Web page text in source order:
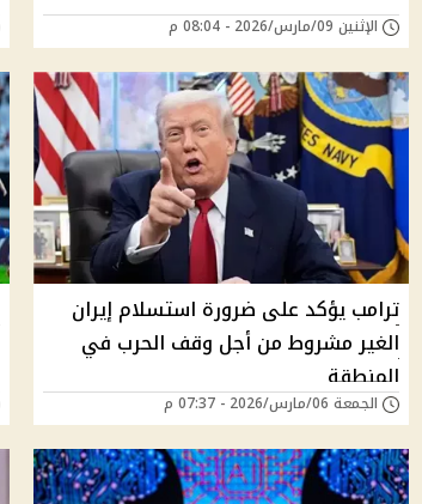
الإثنين 09/مارس/2026 - 08:04 م
ترامب يؤكد على ضرورة استسلام إيران
الغير مشروط من أجل وقف الحرب في
المنطقة
الجمعة 06/مارس/2026 - 07:37 م